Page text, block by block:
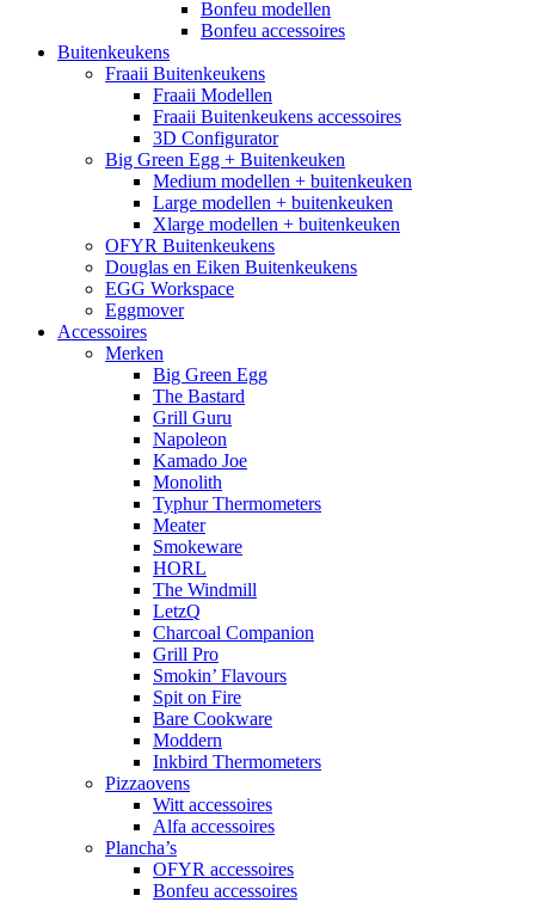
Bonfeu modellen
Bonfeu accessoires
Buitenkeukens
Fraaii Buitenkeukens
Fraaii Modellen
Fraaii Buitenkeukens accessoires
3D Configurator
Big Green Egg + Buitenkeuken
Medium modellen + buitenkeuken
Large modellen + buitenkeuken
Xlarge modellen + buitenkeuken
OFYR Buitenkeukens
Douglas en Eiken Buitenkeukens
EGG Workspace
Eggmover
Accessoires
Merken
Big Green Egg
The Bastard
Grill Guru
Napoleon
Kamado Joe
Monolith
Typhur Thermometers
Meater
Smokeware
HORL
The Windmill
LetzQ
Charcoal Companion
Grill Pro
Smokin’ Flavours
Spit on Fire
Bare Cookware
Moddern
Inkbird Thermometers
Pizzaovens
Witt accessoires
Alfa accessoires
Plancha’s
OFYR accessoires
Bonfeu accessoires